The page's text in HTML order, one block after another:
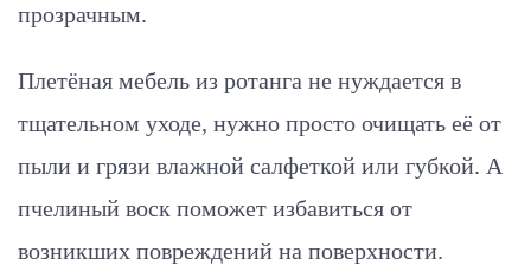
прозрачным.
Плетёная мебель из ротанга не нуждается в
тщательном уходе, нужно просто очищать её от
пыли и грязи влажной салфеткой или губкой. А
пчелиный воск поможет избавиться от
возникших повреждений на поверхности.